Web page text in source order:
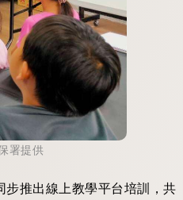
署提供
推出線上教學平台培訓，共